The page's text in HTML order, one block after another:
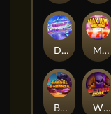
Dandy Diamonds Max Win Machine
Barrel Bonanza Wild Dojo Strike